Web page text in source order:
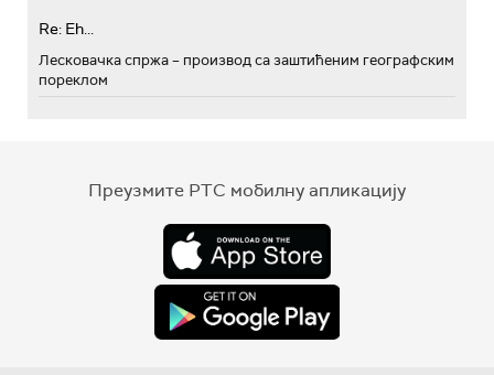
Re: Eh...
Лесковачка спржа – производ са заштићеним географским
пореклом
Преузмите РТС мобилну апликацију